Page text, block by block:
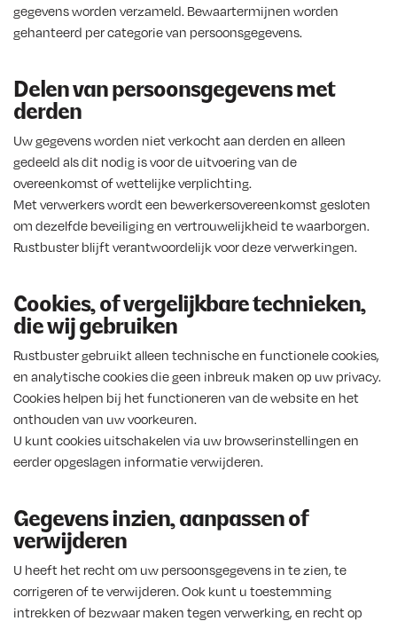
gegevens worden verzameld. Bewaartermijnen worden
gehanteerd per categorie van persoonsgegevens.
Delen van persoonsgegevens met
derden
Uw gegevens worden niet verkocht aan derden en alleen
gedeeld als dit nodig is voor de uitvoering van de
overeenkomst of wettelijke verplichting.
Met verwerkers wordt een bewerkersovereenkomst gesloten
om dezelfde beveiliging en vertrouwelijkheid te waarborgen.
Rustbuster blijft verantwoordelijk voor deze verwerkingen.
Cookies, of vergelijkbare technieken,
die wij gebruiken
Rustbuster gebruikt alleen technische en functionele cookies,
en analytische cookies die geen inbreuk maken op uw privacy.
Cookies helpen bij het functioneren van de website en het
onthouden van uw voorkeuren.
U kunt cookies uitschakelen via uw browserinstellingen en
eerder opgeslagen informatie verwijderen.
Gegevens inzien, aanpassen of
verwijderen
U heeft het recht om uw persoonsgegevens in te zien, te
corrigeren of te verwijderen. Ook kunt u toestemming
intrekken of bezwaar maken tegen verwerking, en recht op